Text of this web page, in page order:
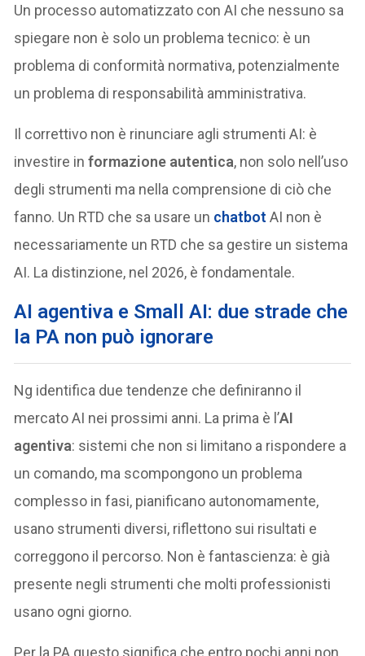
Un processo automatizzato con AI che nessuno sa
spiegare non è solo un problema tecnico: è un
problema di conformità normativa, potenzialmente
un problema di responsabilità amministrativa.
Il correttivo non è rinunciare agli strumenti AI: è
investire informazione autentica, non solo nell’uso
degli strumenti ma nella comprensione di ciò che
fanno. Un RTD che sa usare un chatbot AI non è
necessariamente un RTD che sa gestire un sistema
AI. La distinzione, nel 2026, è fondamentale.
AI agentiva e Small AI: due strade che
la PA non può ignorare
Ng identifica due tendenze che definiranno il
mercato AI nei prossimi anni. La prima è l’AI
agentiva: sistemi che non si limitano a rispondere a
un comando, ma scompongono un problema
complesso in fasi, pianificano autonomamente,
usano strumenti diversi, riflettono sui risultati e
correggono il percorso. Non è fantascienza: è già
presente negli strumenti che molti professionisti
usano ogni giorno.
Per la PA questo significa che entro pochi anni non